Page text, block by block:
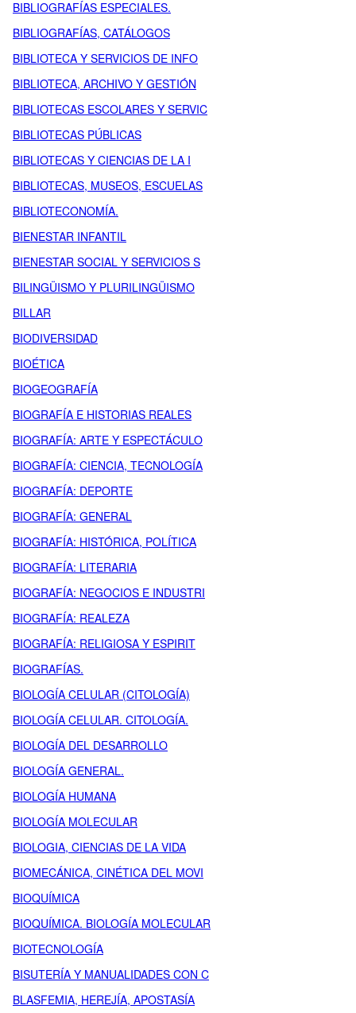
BIBLIOGRAFÍAS ESPECIALES.
BIBLIOGRAFÍAS, CATÁLOGOS
BIBLIOTECA Y SERVICIOS DE INFO
BIBLIOTECA, ARCHIVO Y GESTIÓN
BIBLIOTECAS ESCOLARES Y SERVIC
BIBLIOTECAS PÚBLICAS
BIBLIOTECAS Y CIENCIAS DE LA I
BIBLIOTECAS, MUSEOS, ESCUELAS
BIBLIOTECONOMÍA.
BIENESTAR INFANTIL
BIENESTAR SOCIAL Y SERVICIOS S
BILINGÜISMO Y PLURILINGÜISMO
BILLAR
BIODIVERSIDAD
BIOÉTICA
BIOGEOGRAFÍA
BIOGRAFÍA E HISTORIAS REALES
BIOGRAFÍA: ARTE Y ESPECTÁCULO
BIOGRAFÍA: CIENCIA, TECNOLOGÍA
BIOGRAFÍA: DEPORTE
BIOGRAFÍA: GENERAL
BIOGRAFÍA: HISTÓRICA, POLÍTICA
BIOGRAFÍA: LITERARIA
BIOGRAFÍA: NEGOCIOS E INDUSTRI
BIOGRAFÍA: REALEZA
BIOGRAFÍA: RELIGIOSA Y ESPIRIT
BIOGRAFÍAS.
BIOLOGÍA CELULAR (CITOLOGÍA)
BIOLOGÍA CELULAR. CITOLOGÍA.
BIOLOGÍA DEL DESARROLLO
BIOLOGÍA GENERAL.
BIOLOGÍA HUMANA
BIOLOGÍA MOLECULAR
BIOLOGIA, CIENCIAS DE LA VIDA
BIOMECÁNICA, CINÉTICA DEL MOVI
BIOQUÍMICA
BIOQUÍMICA. BIOLOGÍA MOLECULAR
BIOTECNOLOGÍA
BISUTERÍA Y MANUALIDADES CON C
BLASFEMIA, HEREJÍA, APOSTASÍA